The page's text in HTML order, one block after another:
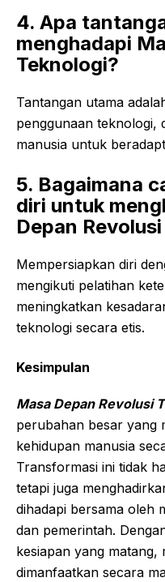
4. Apa
menghadapi
Teknologi?
Tantangan utama
penggunaan teknologi,
manusia untuk
5. Bagaimana
diri untuk
Depan
Mempersiapkan diri
mengikuti pelatihan
meningkatkan
teknologi secara etis.
Kesimpulan
Masa Depan Revolusi
perubahan besar yang
kehidupan manusia
Transformasi ini tidak
tetapi juga
dihadapi bersama oleh
dan pemerintah.
kesiapan yang matang,
dimanfaatkan secara